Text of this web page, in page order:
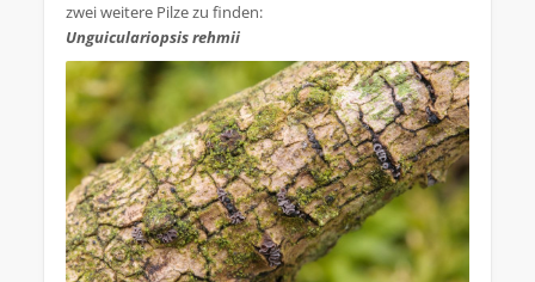
zwei weitere Pilze zu finden:
Unguiculariopsis rehmii